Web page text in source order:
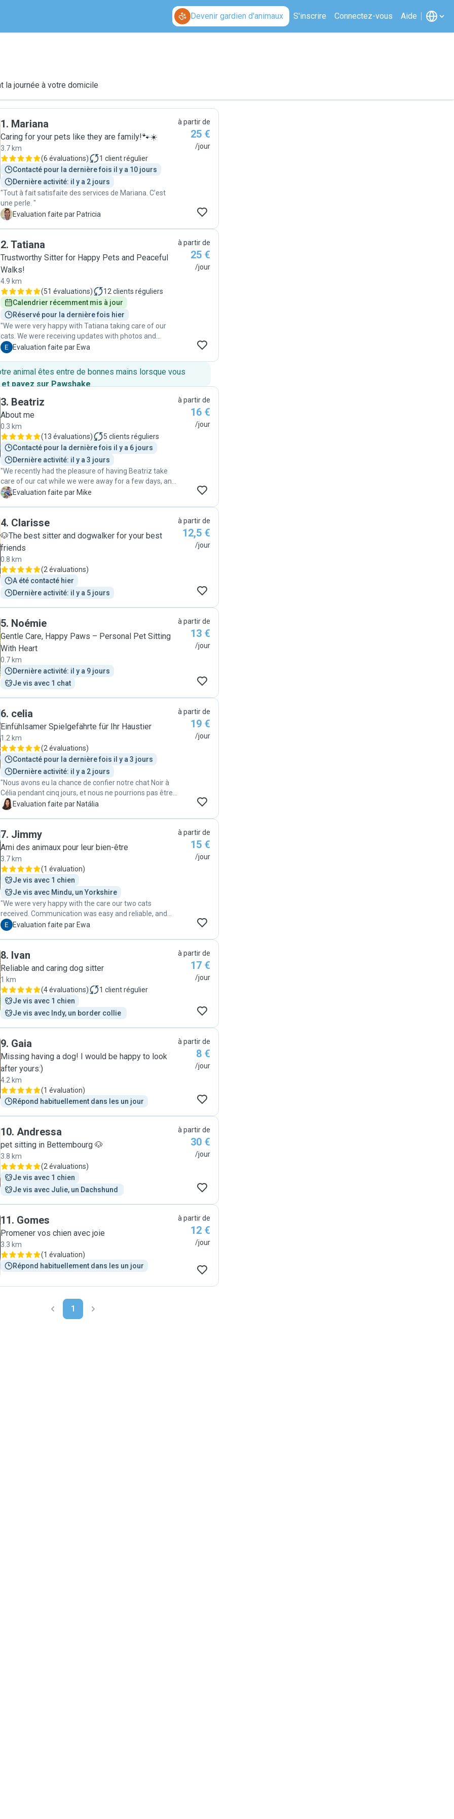
Devenir gardien d'animaux S'inscrire Connectez-vous Aide
la journée à votre domicile
1. Mariana
Caring for your pets like they are family!🐾☀️
3.7 km
(6 évaluations) 1 client régulier
Contacté pour la dernière fois il y a 10 jours
Dernière activité: il y a 2 jours
"Tout à fait satisfaite des services de Mariana. C’est
une perle. "
P Evaluation faite par Patricia
à partir de
25 €
/jour
2. Tatiana
Trustworthy Sitter for Happy Pets and Peaceful
Walks!
4.9 km
(51 évaluations) 12 clients réguliers
Calendrier récemment mis à jour
Réservé pour la dernière fois hier
"We were very happy with Tatiana taking care of our
cats. We were receiving updates with photos and
videos every day, which made us relaxed during holiday,
E Evaluation faite par Ewa
à partir de
25 €
/jour
animal êtes entre de bonnes mains lorsque vous
payez sur Pawshake.
3. Beatriz
About me
0.3 km
(13 évaluations) 5 clients réguliers
Contacté pour la dernière fois il y a 6 jours
Dernière activité: il y a 3 jours
"We recently had the pleasure of having Beatriz take
care of our cat while we were away for a few days, and
we couldn’t be happier with her service. Beatriz visited
time she spent with our cat during each visit. It was
clear that she genuinely cared about our pet’s well-
us peace of mind, knowing that our cat was in good
hands. We highly recommend Beatriz to anyone looking
for a reliable and caring pet sitter. Thank you, Beatriz,
for going above and beyond!"
M Evaluation faite par Mike
à partir de
16 €
/jour
4. Clarisse
🐶The best sitter and dogwalker for your best
friends
0.8 km
(2 évaluations)
A été contacté hier
Dernière activité: il y a 5 jours
à partir de
12,5 €
/jour
5. Noémie
Gentle Care, Happy Paws – Personal Pet Sitting
With Heart
0.7 km
Dernière activité: il y a 9 jours
Je vis avec 1 chat
à partir de
13 €
/jour
6. celia
Einfühlsamer Spielgefährte für Ihr Haustier
1.2 km
(2 évaluations)
Contacté pour la dernière fois il y a 3 jours
Dernière activité: il y a 2 jours
"Nous avons eu la chance de confier notre chat Noir à
Célia pendant cinq jours, et nous ne pourrions pas être
plus satisfaits. Célia a été tout simplement incroyable :
particulière, mais dès notre retour, il était détendu,
serein et manifestement heureux. Cela prouve à quel
point il s’est senti en sécurité et bien entouré. Célia a su
créer un lien de confiance avec lui, ce qui n’est pas
toujours facile avec un animal fragile. Nous sommes
profondément reconnaissants pour les soins qu’elle lui
a apportés, et nous la recontacterons sans hésiter à
l’avenir ! "
N Evaluation faite par Natália
à partir de
19 €
/jour
7. Jimmy
Ami des animaux pour leur bien-être
3.7 km
(1 évaluation)
Je vis avec 1 chien
Je vis avec Mindu, un Yorkshire
"We were very happy with the care our two cats
received. Communication was easy and reliable, and
we felt confident knowing they were well looked after
We would happily book again."
E Evaluation faite par Ewa
à partir de
15 €
/jour
8. Ivan
Reliable and caring dog sitter
1 km
(4 évaluations) 1 client régulier
Je vis avec 1 chien
Je vis avec Indy, un border collie
à partir de
17 €
/jour
9. Gaia
Missing having a dog! I would be happy to look
after yours:)
4.2 km
(1 évaluation)
Répond habituellement dans les un jour
à partir de
8 €
/jour
10. Andressa
pet sitting in Bettembourg 🐶
3.8 km
(2 évaluations)
Je vis avec 1 chien
Je vis avec Julie, un Dachshund
à partir de
30 €
/jour
11. Gomes
Promener vos chien avec joie
3.3 km
(1 évaluation)
Répond habituellement dans les un jour
à partir de
12 €
/jour
1